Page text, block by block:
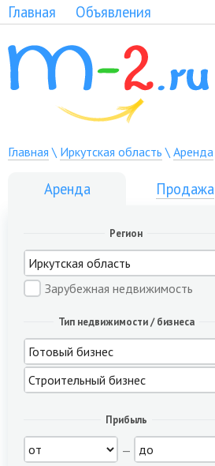
Главная Объявления
Главная \ Иркутская область \ Аренда
Аренда Продажа
Регион
Зарубежная недвижимость
Тип недвижимости / бизнеса
Прибыль
—